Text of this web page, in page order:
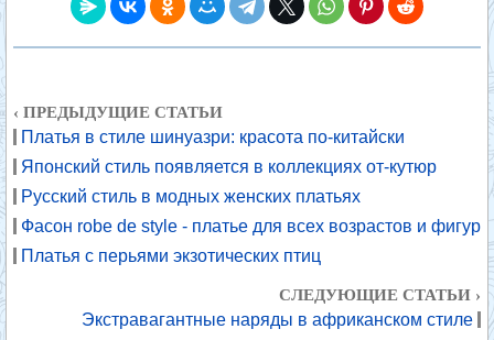
‹ ПРЕДЫДУЩИЕ СТАТЬИ
Платья в стиле шинуазри: красота по-китайски
Японский стиль появляется в коллекциях от-кутюр
Русский стиль в модных женских платьях
Фасон robe de style - платье для всех возрастов и фигур
Платья с перьями экзотических птиц
СЛЕДУЮЩИЕ СТАТЬИ ›
Экстравагантные наряды в африканском стиле